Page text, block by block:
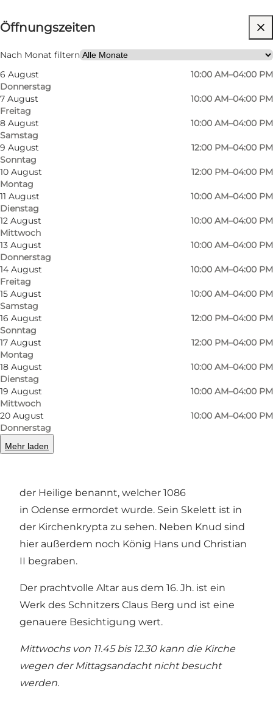
Öffnungszeiten anzeigen
Öffnungszeiten
Nach Monat filtern
6 August
Donnerstag
10:00 AM–04:00 PM
7 August
Freitag
10:00 AM–04:00 PM
8 August
Samstag
10:00 AM–04:00 PM
9 August
Sonntag
12:00 PM–04:00 PM
10 August
Montag
12:00 PM–04:00 PM
11 August
Dienstag
10:00 AM–04:00 PM
12 August
Mittwoch
10:00 AM–04:00 PM
13 August
Donnerstag
10:00 AM–04:00 PM
14 August
Freitag
10:00 AM–04:00 PM
15 August
Samstag
10:00 AM–04:00 PM
16 August
Sonntag
12:00 PM–04:00 PM
17 August
Montag
12:00 PM–04:00 PM
18 August
Dienstag
10:00 AM–04:00 PM
19 August
Mittwoch
10:00 AM–04:00 PM
20 August
Donnerstag
10:00 AM–04:00 PM
Mehr laden
Kostenlos
Website besuchen
Foto: Joan Jensen Foto:
der Heilige benannt, welcher 1086
in Odense ermordet wurde. Sein Skelett ist in
der Kirchenkrypta zu sehen. Neben Knud sind
hier außerdem noch König Hans und Christian
II begraben.
Der prachtvolle Altar aus dem 16. Jh. ist ein
Werk des Schnitzers Claus Berg und ist eine
genauere Besichtigung wert.
Mittwochs von 11.45 bis 12.30 kann die Kirche
wegen der Mittagsandachtnicht besucht
werden.